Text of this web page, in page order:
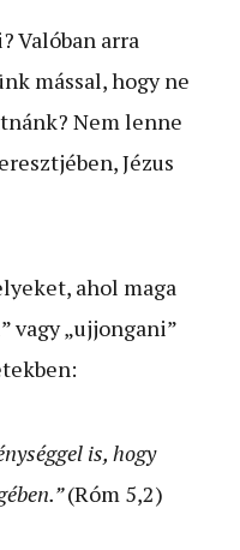
Valóban arra
mással, hogy ne
Nem lenne
Jézus
ahol maga
vagy „ujjongani”
is, hogy
(Róm 5,2)